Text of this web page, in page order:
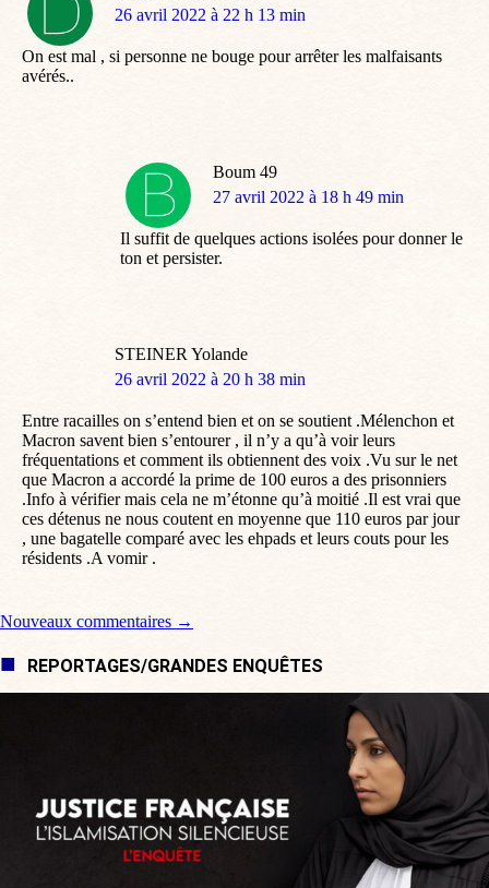
dit
26 avril 2022 à 22 h 13 min
On est mal , si personne ne bouge pour arrêter les malfaisants
avérés..
Boum 49
dit
27 avril 2022 à 18 h 49 min
Il suffit de quelques actions isolées pour donner le
ton et persister.
STEINER Yolande
dit
26 avril 2022 à 20 h 38 min
Entre racailles on s’entend bien et on se soutient .Mélenchon et
Macron savent bien s’entourer , il n’y a qu’à voir leurs
fréquentations et comment ils obtiennent des voix .Vu sur le net
que Macron a accordé la prime de 100 euros a des prisonniers
.Info à vérifier mais cela ne m’étonne qu’à moitié .Il est vrai que
ces détenus ne nous coutent en moyenne que 110 euros par jour
, une bagatelle comparé avec les ehpads et leurs couts pour les
résidents .A vomir .
Navigation de commentaire
Nouveaux commentaires →
REPORTAGES/GRANDES ENQUÊTES